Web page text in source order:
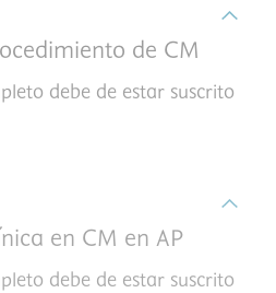
de CM
debe de estar suscrito
en CM en AP
debe de estar suscrito